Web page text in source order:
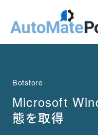
Botstore
Microsoft
態を取得